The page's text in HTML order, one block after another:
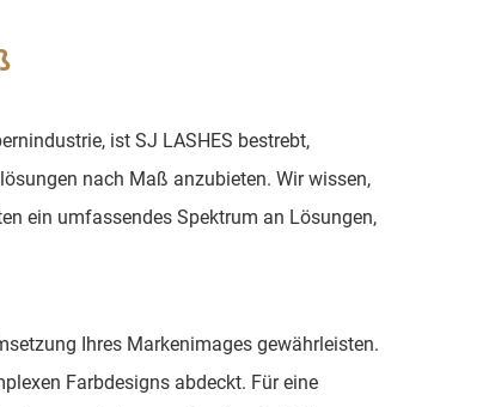
ist SJ LASHES bestrebt,
nach Maß anzubieten. Wir wissen,
ein umfassendes Spektrum an Lösungen,
Ihres Markenimages gewährleisten.
Farbdesigns abdeckt. Für eine